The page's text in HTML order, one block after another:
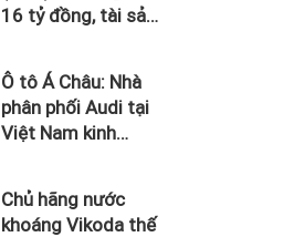
16 tỷ đồng, tài sản
sau nửa năm
Ô tô Á Châu: Nhà
phân phối Audi tại
Việt Nam kinh
Chủ hãng nước
khoáng Vikoda thế